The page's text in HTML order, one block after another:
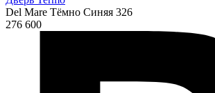
Del Mare Тёмно Синяя 326
276 600